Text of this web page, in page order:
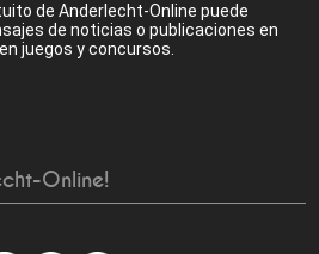
de Anderlecht-Online puede
de noticias o publicaciones en
juegos y concursos.
Online!